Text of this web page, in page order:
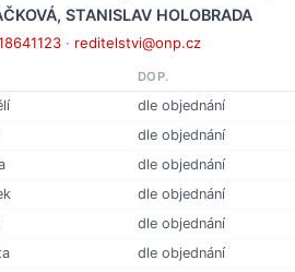
STANISLAV HOLOBRADA
· reditelstvi@onp.cz
DOP.
dle objednání
dle objednání
dle objednání
dle objednání
dle objednání
dle objednání